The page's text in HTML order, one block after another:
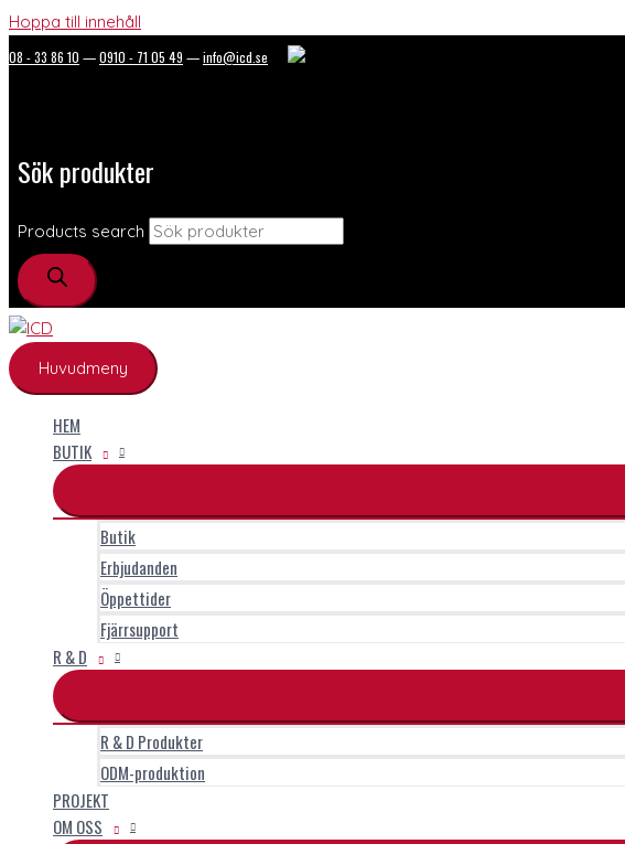
Hoppa till innehåll
08 - 33 86 10 —0910 - 71 05 49 —info@icd.se
Sök produkter
Products search
Huvudmeny
HEM
BUTIK
Butik
Erbjudanden
Öppettider
Fjärrsupport
R & D
R & D Produkter
ODM-produktion
PROJEKT
OM OSS